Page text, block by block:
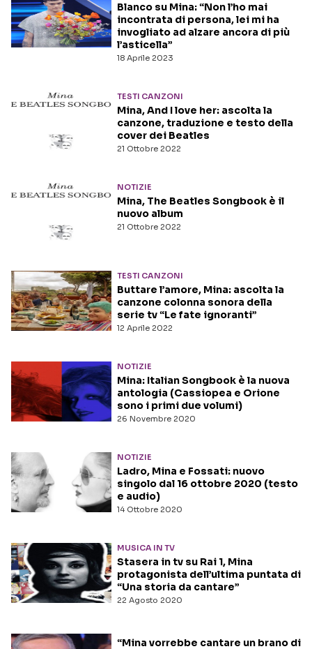
18 Aprile 2023
Blanco su Mina: “Non l’ho mai
incontrata di persona, lei mi ha
invogliato ad alzare ancora di più
l’asticella”
TESTI CANZONI
21 Ottobre 2022
Mina, And I love her: ascolta la
canzone, traduzione e testo della
cover dei Beatles
NOTIZIE
21 Ottobre 2022
Mina, The Beatles Songbook è il
nuovo album
TESTI CANZONI
12 Aprile 2022
Buttare l’amore, Mina: ascolta la
canzone colonna sonora della
serie tv “Le fate ignoranti”
NOTIZIE
26 Novembre 2020
Mina: Italian Songbook è la nuova
antologia (Cassiopea e Orione
sono i primi due volumi)
NOTIZIE
14 Ottobre 2020
Ladro, Mina e Fossati: nuovo
singolo dal 16 ottobre 2020 (testo
e audio)
MUSICA IN TV
22 Agosto 2020
Stasera in tv su Rai 1, Mina
protagonista dell’ultima puntata di
“Una storia da cantare”
“Mina vorrebbe cantare un brano di